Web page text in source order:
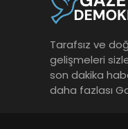
Tarafsız ve
gelişmeleri
son dakika
daha fazlası